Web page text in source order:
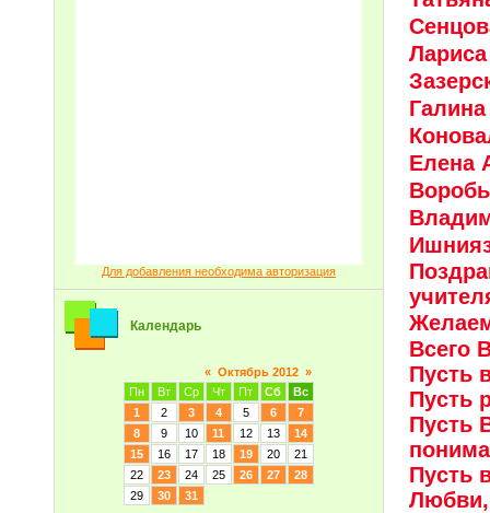
Для добавления необходима авторизация
Календарь
« Октябрь 2012 »
Пн
Вт Ср Чт Пт Сб
Вс
1
2 3 4 5 6
7
8
9 10 11 12 13
14
15
16 17 18 19 20
21
22
23 24 25 26 27
28
29
30 31
Елена
Всего
Пусть
Пусть
Пусть
Пусть
Любви,